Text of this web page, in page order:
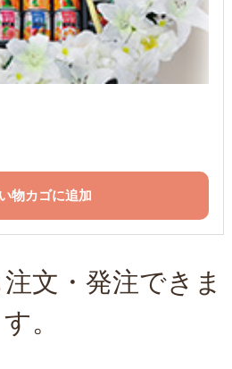
物カゴに追加
文・発注できま
す。